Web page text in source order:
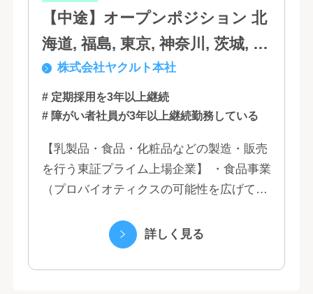
【中途】オープンポジション 北
海道, 福島, 東京, 神奈川, 茨城, 静
岡, 大阪, 兵庫, 福岡, 佐賀
株式会社ヤクルト本社
# 定期採用を3年以上継続
# 障がい者社員が3年以上継続勤務している
【乳製品・食品・化粧品などの製造・販売
を行う東証プライム上場企業】 ・食品事業
（プロバイオティクスの可能性を広げてい
る優れた機能性飲料） ・国際事業（40の
詳しく見る